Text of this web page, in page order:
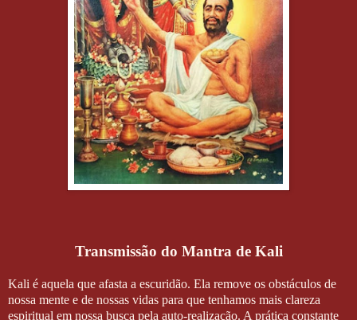
Transmissão do Mantra de Kali
Kali é aquela que afasta a escuridão. Ela remove os obstáculos de
nossa mente e de nossas vidas para que tenhamos mais clareza
espiritual em nossa busca pela auto-realização. A prática constante